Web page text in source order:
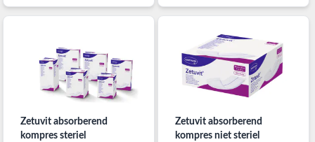
Zetuvit absorberend
kompres steriel
Zetuvit absorberend
kompres niet steriel